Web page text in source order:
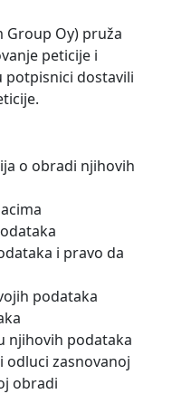
Group Oy) pruža
peticije i
potpisnici dostavili
o obradi njihovih
i pravo da
podataka
njihovih podataka
odluci zasnovanoj
obradi